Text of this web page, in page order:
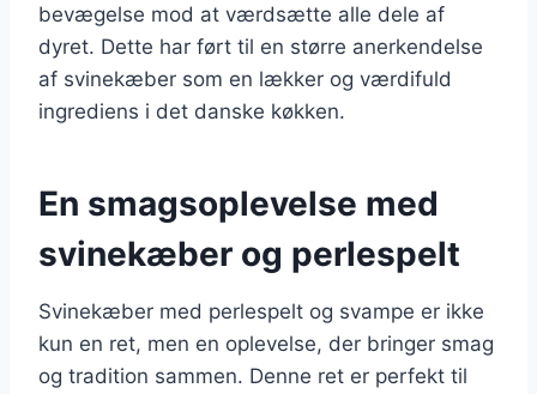
bevægelse mod at værdsætte alle dele af
dyret. Dette har ført til en større anerkendelse
af svinekæber som en lækker og værdifuld
ingrediens i det danske køkken.
En smagsoplevelse med
svinekæber og perlespelt
Svinekæber med perlespelt og svampe er ikke
kun en ret, men en oplevelse, der bringer smag
og tradition sammen. Denne ret er perfekt til